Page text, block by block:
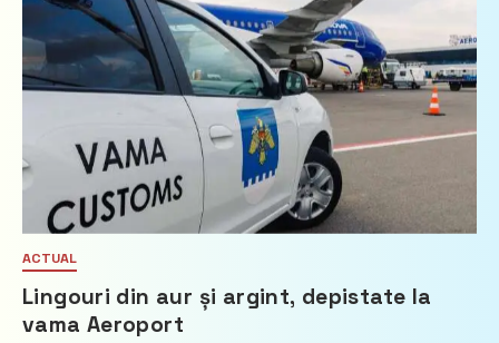
ACTUAL
Lingouri din aur și argint, depistate la
vama Aeroport